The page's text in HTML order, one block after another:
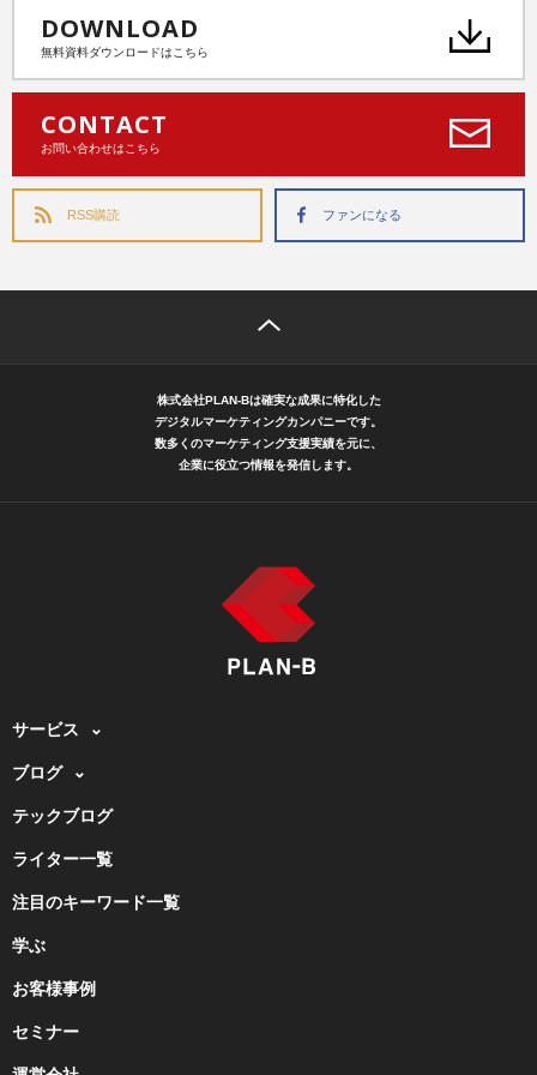
DOWNLOAD
無料資料ダウンロードはこちら
CONTACT
お問い合わせはこちら
RSS購読 ファンになる
株式会社PLAN-Bは確実な成果に特化した
デジタルマーケティングカンパニーです。
数多くのマーケティング支援実績を元に、
企業に役立つ情報を発信します。
サービス
ブログ
テックブログ
ライター一覧
注目のキーワード一覧
学ぶ
お客様事例
セミナー